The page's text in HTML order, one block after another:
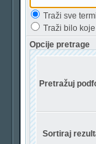
Traži sve
Traži bilo
Opcije pretrage
Pretražuj
Sortiraj